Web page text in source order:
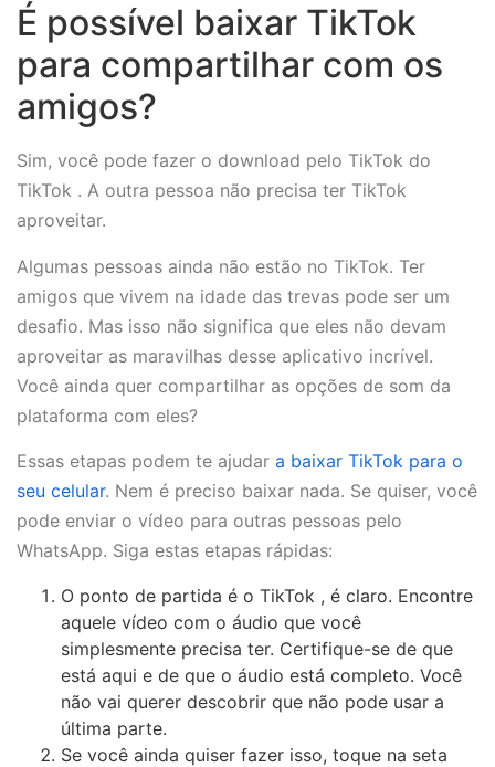
É possível baixar TikTok
para compartilhar com os
amigos?
Sim, você pode fazer o download pelo TikTok do
TikTok . A outra pessoa não precisa ter TikTok
aproveitar.
Algumas pessoas ainda não estão no TikTok. Ter
amigos que vivem na idade das trevas pode ser um
desafio. Mas isso não significa que eles não devam
aproveitar as maravilhas desse aplicativo incrível.
Você ainda quer compartilhar as opções de som da
plataforma com eles?
Essas etapas podem te ajudar a baixar TikTok para o
seu celular. Nem é preciso baixar nada. Se quiser, você
pode enviar o vídeo para outras pessoas pelo
WhatsApp. Siga estas etapas rápidas:
O ponto de partida é o TikTok , é claro. Encontre
aquele vídeo com o áudio que você
simplesmente precisa ter. Certifique-se de que
está aqui e de que o áudio está completo. Você
não vai querer descobrir que não pode usar a
última parte.
Se você ainda quiser fazer isso, toque na seta